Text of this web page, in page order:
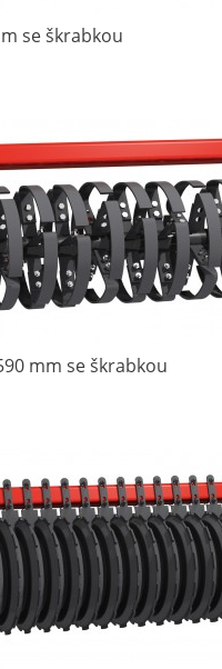
se škrabkou
mm se škrabkou